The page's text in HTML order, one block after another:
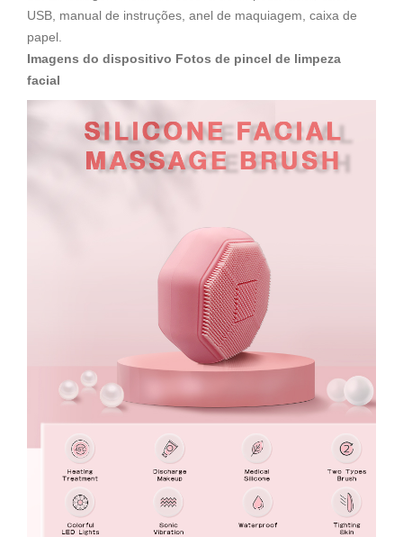
USB, manual de instruções, anel de maquiagem, caixa de
papel.
Imagens do dispositivo Fotos de pincel de limpeza
facial